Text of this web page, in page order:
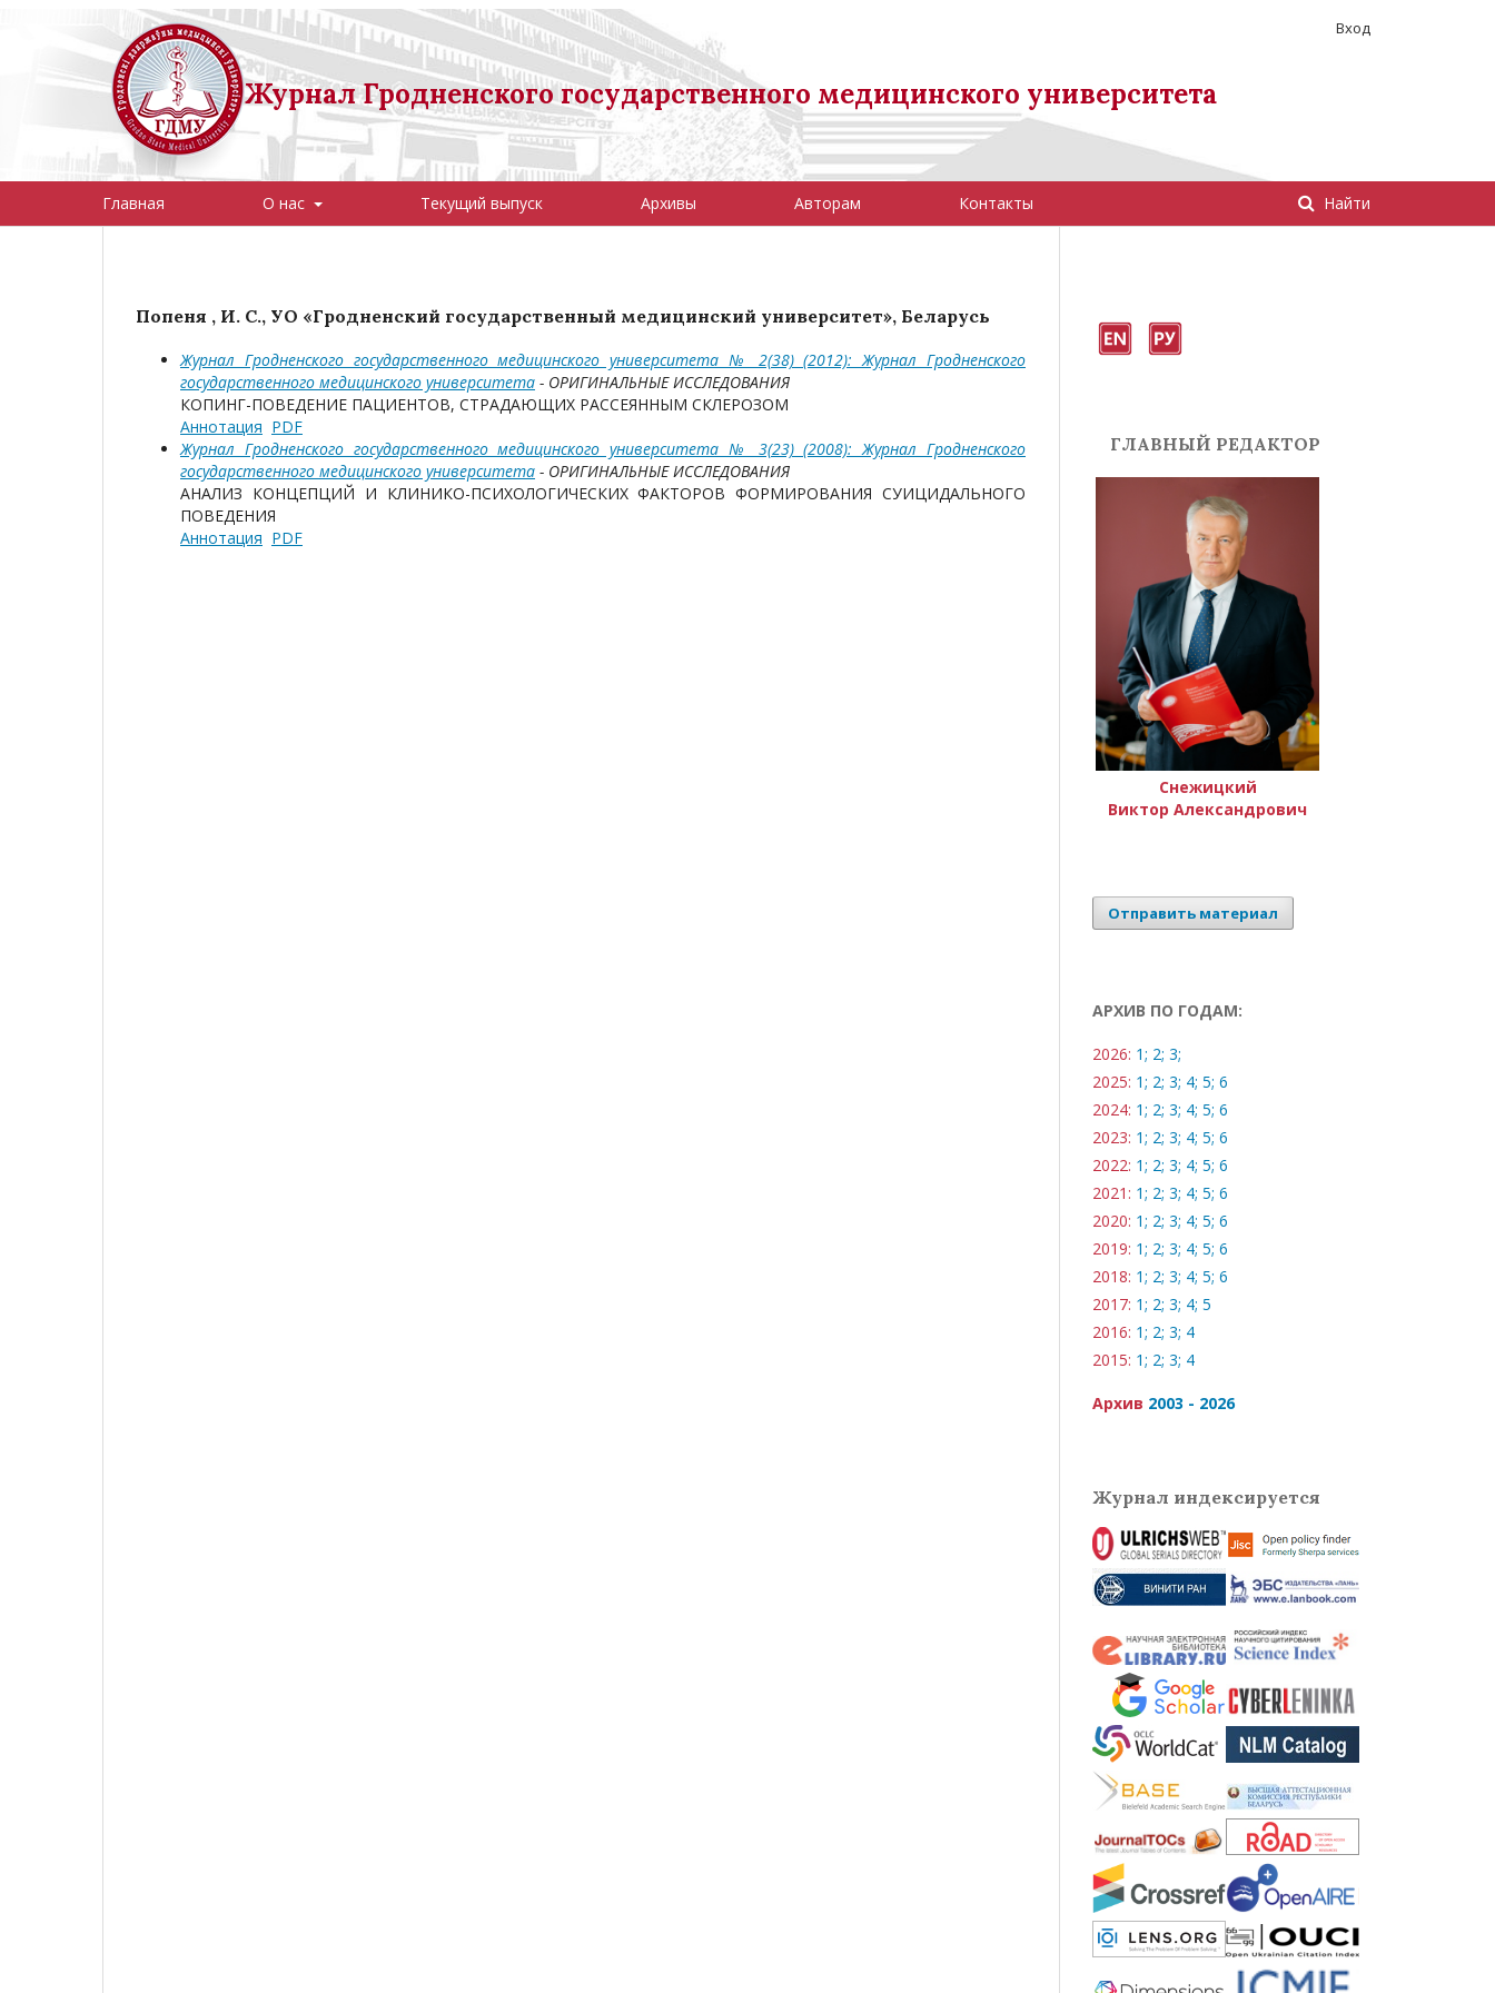
Журнал Гродненского государственного медицинского университета
Главная О нас Текущий выпуск Архивы Авторам Контакты Найти
Вход
Попеня , И. С., УО «Гродненский государственный медицинский университет», Беларусь
Журнал Гродненского государственного медицинского университета № 2(38) (2012): Журнал Гродненского
государственного медицинского университета - ОРИГИНАЛЬНЫЕ ИССЛЕДОВАНИЯ
КОПИНГ-ПОВЕДЕНИЕ ПАЦИЕНТОВ, СТРАДАЮЩИХ РАССЕЯННЫМ СКЛЕРОЗОМ
Аннотация PDF
Журнал Гродненского государственного медицинского университета № 3(23) (2008): Журнал Гродненского
государственного медицинского университета - ОРИГИНАЛЬНЫЕ ИССЛЕДОВАНИЯ
АНАЛИЗ КОНЦЕПЦИЙ И КЛИНИКО-ПСИХОЛОГИЧЕСКИХ ФАКТОРОВ ФОРМИРОВАНИЯ СУИЦИДАЛЬНОГО
ПОВЕДЕНИЯ
Аннотация PDF
ГЛАВНЫЙ РЕДАКТОР
Снежицкий
Виктор Александрович
Отправить материал
АРХИВ ПО ГОДАМ:
2026: 1; 2; 3;
2025: 1; 2; 3; 4; 5; 6
2024: 1; 2; 3; 4; 5; 6
2023: 1; 2; 3; 4; 5; 6
2022: 1; 2; 3; 4; 5; 6
2021: 1; 2; 3; 4; 5; 6
2020: 1; 2; 3; 4; 5; 6
2019: 1; 2; 3; 4; 5; 6
2018: 1; 2; 3; 4; 5; 6
2017: 1; 2; 3; 4; 5
2016: 1; 2; 3; 4
2015: 1; 2; 3; 4
Архив 2003 - 2026
Журнал индексируется